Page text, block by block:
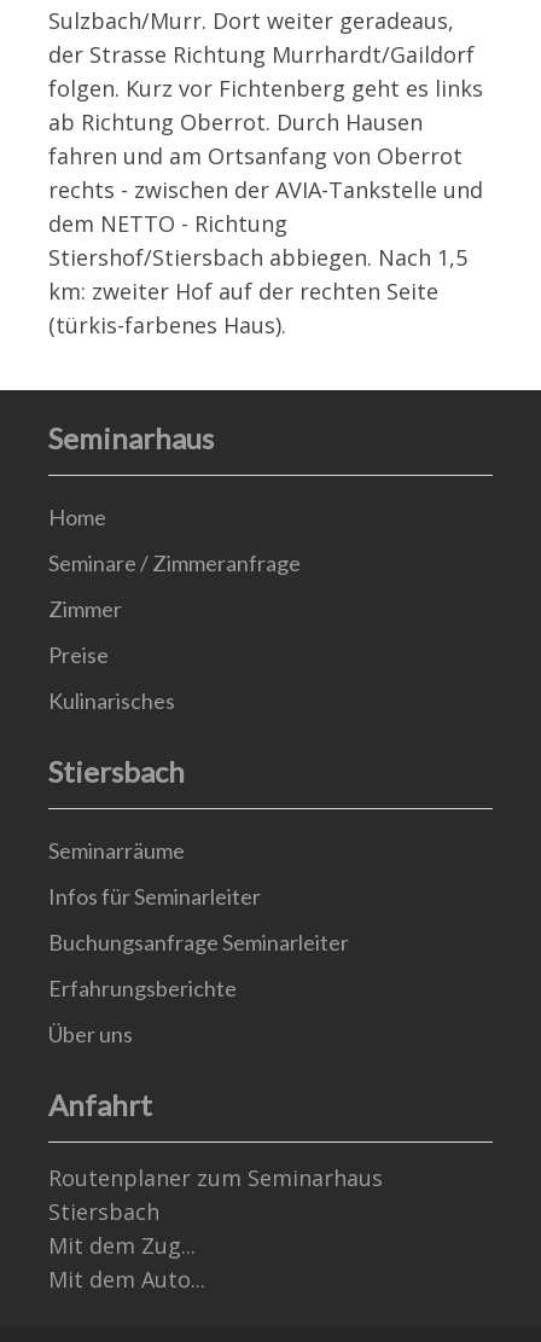
Sulzbach/Murr. Dort weiter geradeaus,
der Strasse Richtung Murrhardt/Gaildorf
folgen. Kurz vor Fichtenberg geht es links
ab Richtung Oberrot. Durch Hausen
fahren und am Ortsanfang von Oberrot
rechts - zwischen der AVIA-Tankstelle und
dem NETTO - Richtung
Stiershof/Stiersbach abbiegen. Nach 1,5
km: zweiter Hof auf der rechten Seite
(türkis-farbenes Haus).
Seminarhaus
Home
Seminare / Zimmeranfrage
Zimmer
Preise
Kulinarisches
Stiersbach
Seminarräume
Infos für Seminarleiter
Buchungsanfrage Seminarleiter
Erfahrungsberichte
Über uns
Anfahrt
Routenplaner zum Seminarhaus
Stiersbach
Mit dem Zug...
Mit dem Auto...